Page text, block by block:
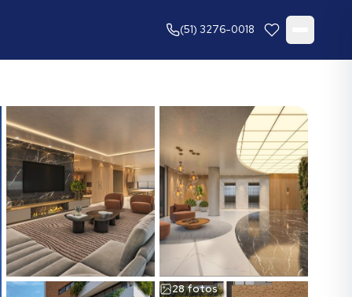
(51) 3276-0018
28fotos